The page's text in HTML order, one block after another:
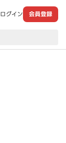
ログイン 会員登録